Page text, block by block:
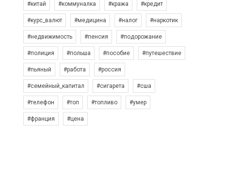
#китай #коммуналка #кража #кредит
#курс_валют #медицина #налог #наркотик
#недвижимость #пенсия #подорожание
#полиция #польша #пособие #путешествие
#пьяный #работа #россия
#семейный_капитал #сигарета #сша
#телефон #топ #топливо #умер
#франция #цена